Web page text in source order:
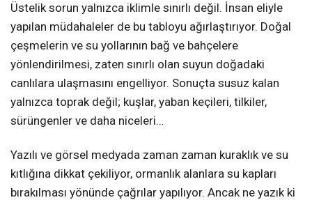
Üstelik sorun yalnızca iklimle sınırlı değil. İnsan eliyle
yapılan müdahaleler de bu tabloyu ağırlaştırıyor. Doğal
çeşmelerin ve su yollarının bağ ve bahçelere
yönlendirilmesi, zaten sınırlı olan suyun doğadaki
canlılara ulaşmasını engelliyor. Sonuçta susuz kalan
yalnızca toprak değil; kuşlar, yaban keçileri, tilkiler,
sürüngenler ve daha niceleri…
Yazılı ve görsel medyada zaman zaman kuraklık ve su
kıtlığına dikkat çekiliyor, ormanlık alanlara su kapları
bırakılması yönünde çağrılar yapılıyor. Ancak ne yazık ki